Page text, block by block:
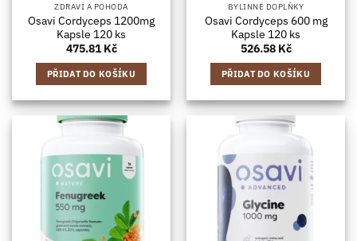
ZDRAVÍ A POHODA
Osavi Cordyceps 1200mg
Kapsle 120 ks
475.81Kč
PŘIDAT DO KOŠÍKU
BYLINNÉ DOPLŇKY
Osavi Cordyceps 600 mg
Kapsle 120 ks
526.58 Kč
PŘIDAT DO KOŠÍKU